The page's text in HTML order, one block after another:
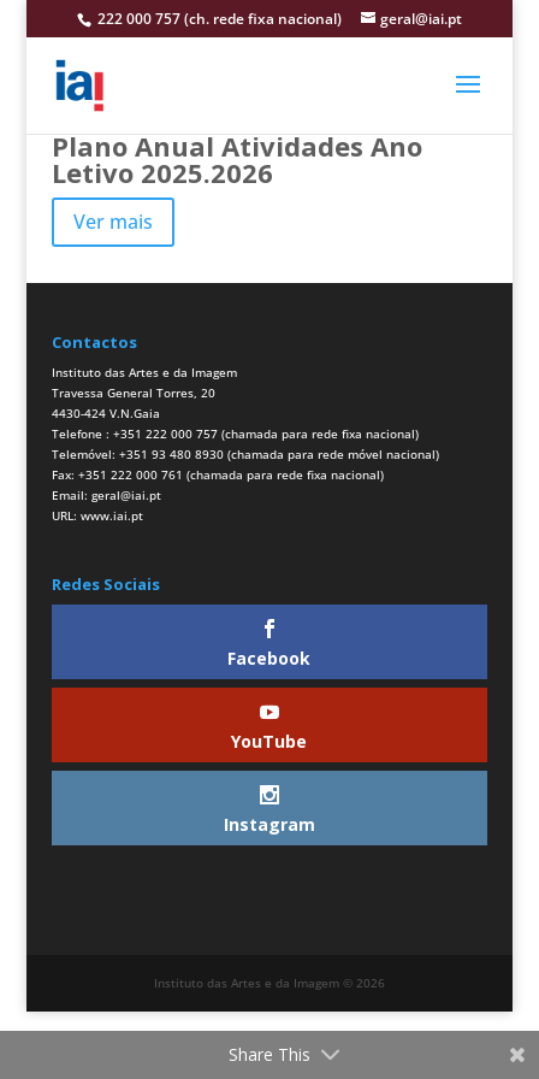
222 000 757 (ch. rede fixa nacional) geral@iai.pt
Plano Anual Atividades Ano
Letivo 2025.2026
Ver mais
Contactos
Instituto das Artes e da Imagem
Travessa General Torres, 20
4430-424 V.N.Gaia
Telefone : +351 222 000 757 (chamada para rede fixa nacional)
Telemóvel: +351 93 480 8930 (chamada para rede móvel nacional)
Fax: +351 222 000 761 (chamada para rede fixa nacional)
Email: geral@iai.pt
URL: www.iai.pt
Redes Sociais
Facebook
YouTube
Instagram
Instituto das Artes e da Imagem © 2026
Share This